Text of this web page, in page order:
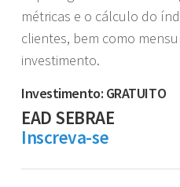
métricas e o cálculo do
clientes, bem como
investimento.
Investimento: GRATUITO
EAD SEBRAE
Inscreva-se